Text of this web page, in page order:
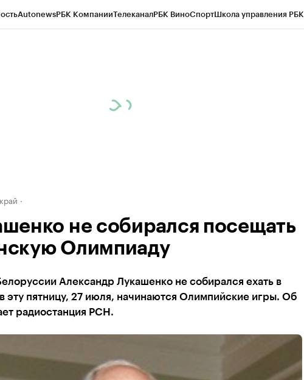
AutonewsРБК КомпанииТелеканалРБК ВиноСпортШкола управления РБК
не собирался посещать
Олимпиаду
Александр Лукашенко не собирался ехать в
эту пятницу, 27 июля, начинаются Олимпийские игры. Об
радиостанция РСН.